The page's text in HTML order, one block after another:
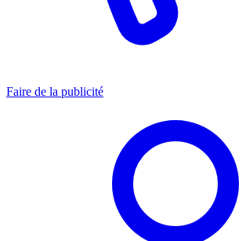
Faire de la publicité